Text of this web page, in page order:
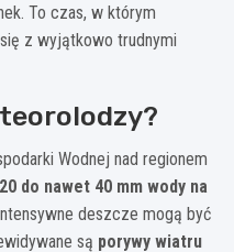
To czas, w którym
z wyjątkowo trudnymi
Wodnej nad regionem
do nawet 40 mm wody na
deszcze mogą być
są porywy wiatru